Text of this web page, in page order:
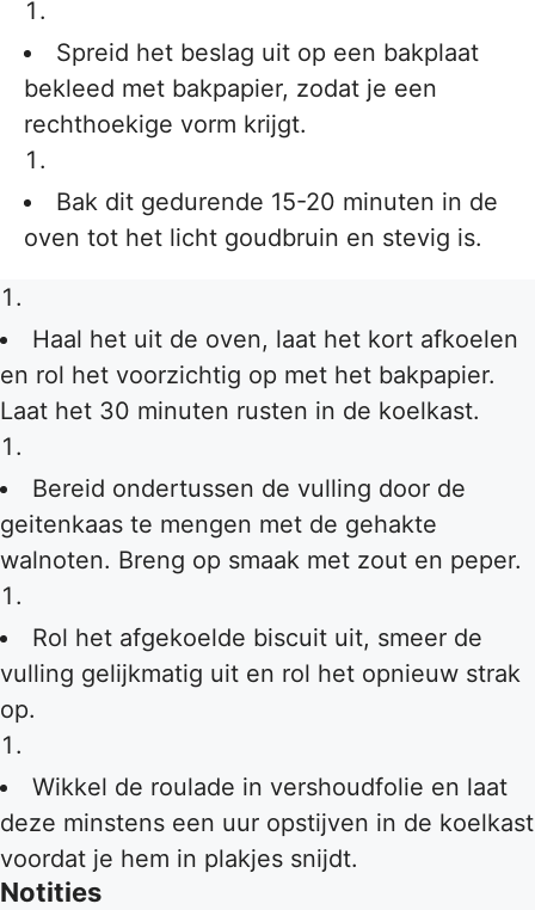
Spreid het beslag uit op een bakplaat
bekleed met bakpapier, zodat je een
rechthoekige vorm krijgt.
Bak dit gedurende 15-20 minuten in de
oven tot het licht goudbruin en stevig is.
Haal het uit de oven, laat het kort afkoelen
en rol het voorzichtig op met het bakpapier.
Laat het 30 minuten rusten in de koelkast.
Bereid ondertussen de vulling door de
geitenkaas te mengen met de gehakte
walnoten. Breng op smaak met zout en peper.
Rol het afgekoelde biscuit uit, smeer de
vulling gelijkmatig uit en rol het opnieuw strak
op.
Wikkel de roulade in vershoudfolie en laat
deze minstens een uur opstijven in de koelkast
voordat je hem in plakjes snijdt.
Notities